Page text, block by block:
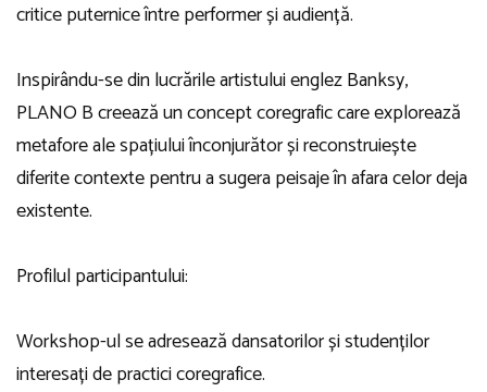
critice puternice între performer și audiență.
Inspirându-se din lucrările artistului englez Banksy,
PLANO B creează un concept coregrafic care explorează
metafore ale spațiului înconjurător și reconstruiește
diferite contexte pentru a sugera peisaje în afara celor deja
existente.
Profilul participantului:
Workshop-ul se adresează dansatorilor și studenților
interesați de practici coregrafice.